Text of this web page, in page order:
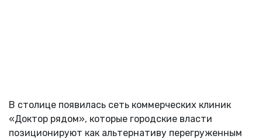
В столице появилась сеть коммерческих клиник
«Доктор рядом», которые городские власти
позиционируют как альтернативу перегруженным